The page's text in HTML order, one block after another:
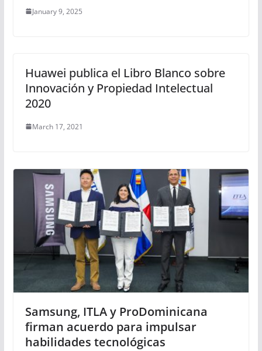
January 9, 2025
Huawei publica el Libro Blanco sobre
Innovación y Propiedad Intelectual
2020
March 17, 2021
Samsung, ITLA y ProDominicana
firman acuerdo para impulsar
habilidades tecnológicas